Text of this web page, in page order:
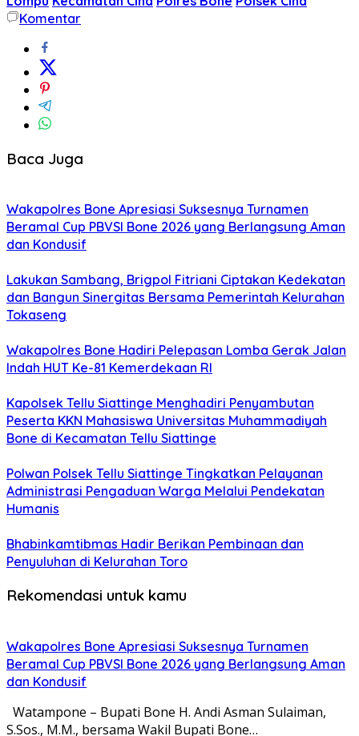
Komentar
Baca Juga
Wakapolres Bone Apresiasi Suksesnya Turnamen
Beramal Cup PBVSI Bone 2026 yang Berlangsung Aman
dan Kondusif
Lakukan Sambang, Brigpol Fitriani Ciptakan Kedekatan
dan Bangun Sinergitas Bersama Pemerintah Kelurahan
Tokaseng
Wakapolres Bone Hadiri Pelepasan Lomba Gerak Jalan
Indah HUT Ke-81 Kemerdekaan RI
Kapolsek Tellu Siattinge Menghadiri Penyambutan
Peserta KKN Mahasiswa Universitas Muhammadiyah
Bone di Kecamatan Tellu Siattinge
Polwan Polsek Tellu Siattinge Tingkatkan Pelayanan
Administrasi Pengaduan Warga Melalui Pendekatan
Humanis
Bhabinkamtibmas Hadir Berikan Pembinaan dan
Penyuluhan di Kelurahan Toro
Rekomendasi untuk kamu
Wakapolres Bone Apresiasi Suksesnya Turnamen
Beramal Cup PBVSI Bone 2026 yang Berlangsung Aman
dan Kondusif
Watampone – Bupati Bone H. Andi Asman Sulaiman,
S.Sos., M.M., bersama Wakil Bupati Bone…